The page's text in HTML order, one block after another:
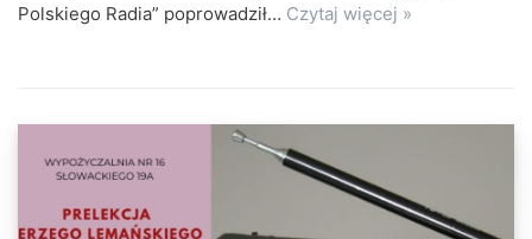
Polskiego Radia” poprowadził… Czytaj więcej »